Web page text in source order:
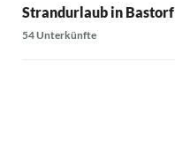
Strandurlaub in Bastorf
54 Unterkünfte